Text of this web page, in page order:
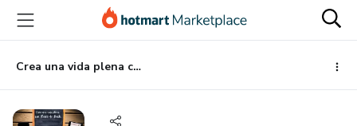
principal
página
de
página
Crea una vida plena con flores de Bach